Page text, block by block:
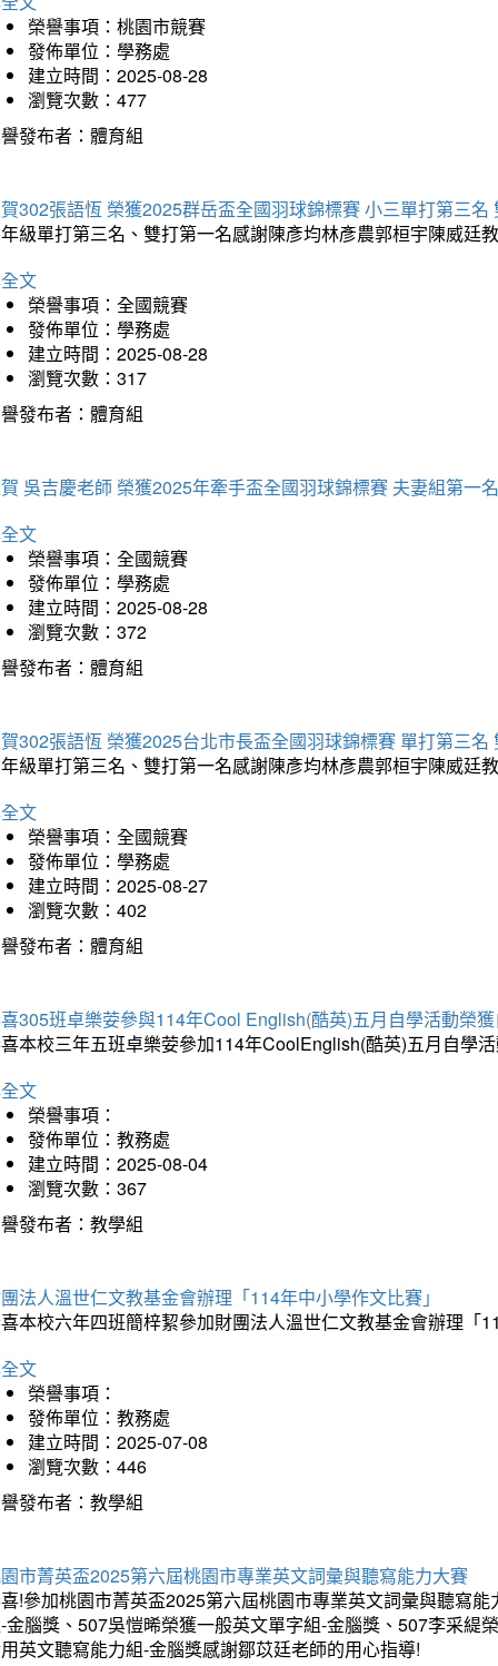
榮譽事項：桃園市競賽
發佈單位：學務處
建立時間：2025-08-28
瀏覽次數：477
發布者：體育組
302張語恆 榮獲2025群岳盃全國羽球錦標賽 小三單打第三名
級單打第三名、雙打第一名感謝陳彥均林彥農郭桓宇陳威廷
文
榮譽事項：全國競賽
發佈單位：學務處
建立時間：2025-08-28
瀏覽次數：317
發布者：體育組
吳吉慶老師 榮獲2025年牽手盃全國羽球錦標賽 夫妻組第一名
文
榮譽事項：全國競賽
發佈單位：學務處
建立時間：2025-08-28
瀏覽次數：372
發布者：體育組
302張語恆 榮獲2025台北市長盃全國羽球錦標賽 單打第三名
級單打第三名、雙打第一名感謝陳彥均林彥農郭桓宇陳威廷
文
榮譽事項：全國競賽
發佈單位：學務處
建立時間：2025-08-27
瀏覽次數：402
發布者：體育組
305班卓樂荌參與114年Cool English(酷英)五月自學活動榮
本校三年五班卓樂荌參加114年CoolEnglish(酷英)五月自學
文
榮譽事項：
發佈單位：教務處
建立時間：2025-08-04
瀏覽次數：367
發布者：教學組
法人溫世仁文教基金會辦理「114年中小學作文比賽」
本校六年四班簡梓絜參加財團法人溫世仁文教基金會辦理「
文
榮譽事項：
發佈單位：教務處
建立時間：2025-07-08
瀏覽次數：446
發布者：教學組
市菁英盃2025第六屆桃園市專業英文詞彙與聽寫能力大賽
!參加桃園市菁英盃2025第六屆桃園市專業英文詞彙與聽寫
金腦獎、507吳愷晞榮獲一般英文單字組-金腦獎、507李采緹
英文聽寫能力組-金腦獎感謝鄒苡廷老師的用心指導!